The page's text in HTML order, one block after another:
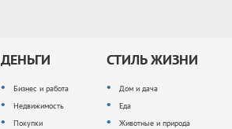
ДЕНЬГИ
Бизнес и работа
Недвижимость
Покупки
СТИЛЬ ЖИЗНИ
Дом и дача
Еда
Животные и природа